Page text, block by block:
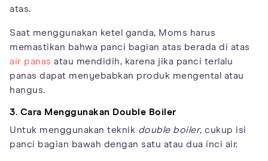
atas.
Saat menggunakan ketel ganda, Moms harus
memastikan bahwa panci bagian atas berada di atas
air panas atau mendidih, karena jika panci terlalu
panas dapat menyebabkan produk mengental atau
hangus.
3. Cara Menggunakan Double Boiler
Untuk menggunakan teknik double boiler, cukup isi
panci bagian bawah dengan satu atau dua inci air.